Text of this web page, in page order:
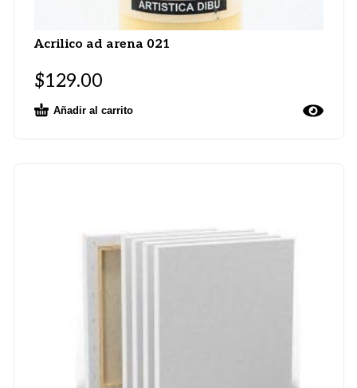
Acrilico ad arena 021
$129.00
Añadir al carrito